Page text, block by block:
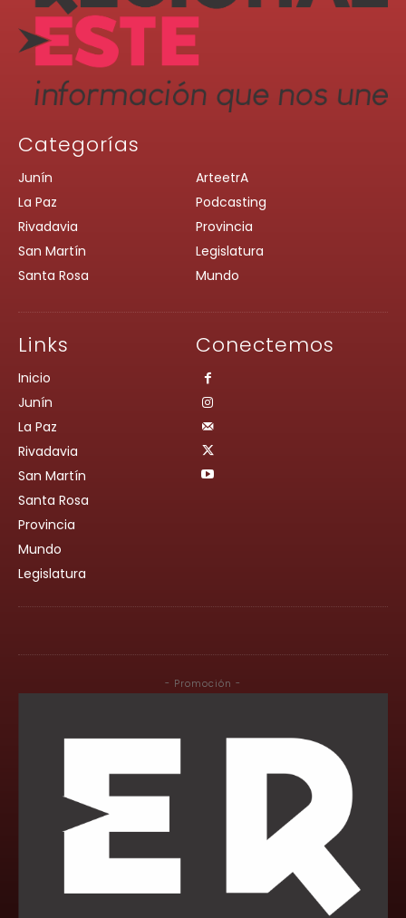
Categorías
Junín
La Paz
Rivadavia
San Martín
Santa Rosa
ArteetrA
Podcasting
Provincia
Legislatura
Mundo
Links
Inicio
Junín
La Paz
Rivadavia
San Martín
Santa Rosa
Provincia
Mundo
Legislatura
Conectemos
- Promoción -